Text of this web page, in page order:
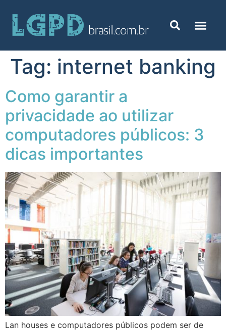
Tag: internet banking
Como garantir a
privacidade ao utilizar
computadores públicos: 3
dicas importantes
Lan houses e computadores públicos podem ser de